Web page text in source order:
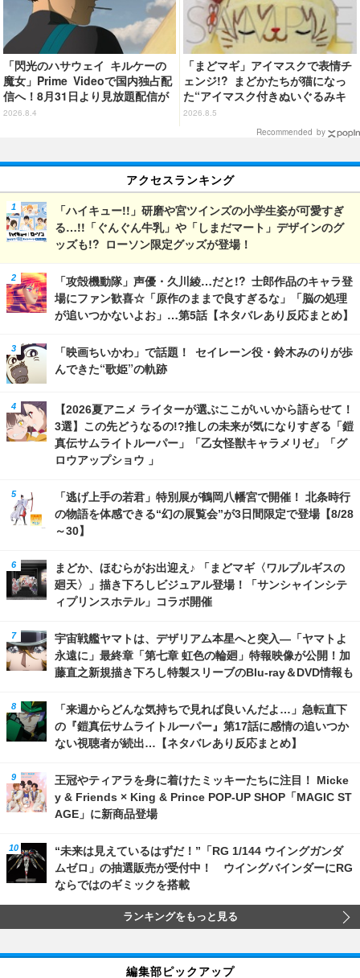
「閃光のハサウェイ キルケーの
魔女」Prime Videoで国内独占配
信へ！8月31日より見放題配信が
スタート
2026.8.4
「まどマギ」アイマスクで表情チ
ェンジ!? まどかたちが猫になっ
た“アイマスク付きぬいぐるみキ
ーホルダー”が登場
2026.8.5
Recommended by
アクセスランキング
「ハイキュー!!」研磨や宮ツインズの小学生姿が可愛すぎ
る…!!「ぐんぐん牛乳」や「しまだマート」デザインのグ
ッズも!? ローソン限定グッズが登場！
「攻殻機動隊」声優・久川綾…だと!? 士郎作品のキャラ登
場にファン歓喜☆「原作のままで良すぎるな」「脳の処理
が追いつかないよお」…第5話【ネタバレあり反応まとめ】
「映画ちいかわ」で話題！ セイレーン役・鈴木みのりが歩
んできた“歌姫”の軌跡
【2026夏アニメ ライターが選ぶここがいいから語らせて！
3選】この先どうなるの!?推しの未来が気になりすぎる「鎧
真伝サムライトルーパー」「乙女怪獣キャラメリゼ」「グ
ロウアップショウ 」
「逃げ上手の若君」特別展が鶴岡八幡宮で開催！ 北条時行
の物語を体感できる“幻の展覧会”が3日間限定で登場【8/28
～30】
まどか、ほむらがお出迎え♪ 「まどマギ〈ワルプルギスの
廻天〉」描き下ろしビジュアル登場！「サンシャインシテ
ィプリンスホテル」コラボ開催
宇宙戦艦ヤマトは、デザリアム本星へと突入―「ヤマトよ
永遠に」最終章「第七章 虹色の輪廻」特報映像が公開！加
藤直之新規描き下ろし特製スリーブのBlu-ray＆DVD情報も
「来週からどんな気持ちで見れば良いんだよ…」急転直下
の『鎧真伝サムライトルーパー』第17話に感情の追いつか
ない視聴者が続出…【ネタバレあり反応まとめ】
王冠やティアラを身に着けたミッキーたちに注目！ Micke
y & Friends × King & Prince POP-UP SHOP「MAGIC ST
AGE」に新商品登場
“未来は見えているはずだ！”「RG 1/144 ウイングガンダ
ムゼロ」の抽選販売が受付中！ ウイングバインダーにRG
ならではのギミックを搭載
ランキングをもっと見る
編集部ピックアップ